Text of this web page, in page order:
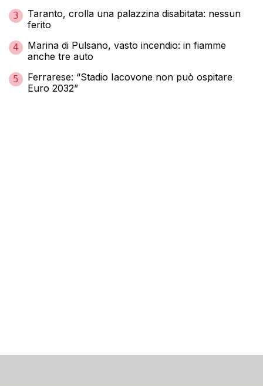
3
Taranto, crolla una palazzina disabitata: nessun
ferito
4
Marina di Pulsano, vasto incendio: in fiamme
anche tre auto
5
Ferrarese: “Stadio Iacovone non può ospitare
Euro 2032”